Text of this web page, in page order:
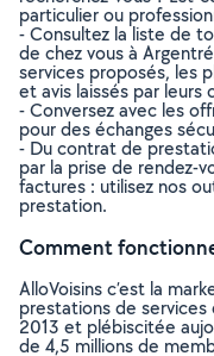
particulier ou
- Consultez la liste de
de chez vous à
services proposés, les
et avis laissés par leurs
- Conversez avec les
pour des échanges
- Du contrat de
par la prise de rendez-
factures : utilisez nos
prestation.
Comment
AlloVoisins c’est la
prestations de
2013 et plébiscitée
de 4,5 millions de